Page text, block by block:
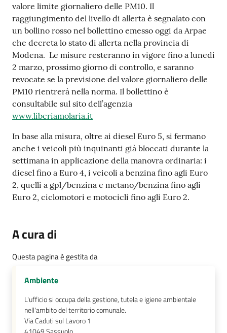
Tutti
gli
argomenti...
Seguici
su
valore limite giornaliero delle PM10. Il
raggiungimento del livello di allerta è segnalato con
un bollino rosso nel bollettino emesso oggi da Arpae
che decreta lo stato di allerta nella provincia di
Modena. Le misure resteranno in vigore fino a lunedì
2 marzo, prossimo giorno di controllo, e saranno
revocate se la previsione del valore giornaliero delle
PM10 rientrerà nella norma. Il bollettino è
consultabile sul sito dell’agenzia
www.liberiamolaria.it
In base alla misura, oltre ai diesel Euro 5, si fermano
anche i veicoli più inquinanti già bloccati durante la
settimana in applicazione della manovra ordinaria: i
diesel fino a Euro 4, i veicoli a benzina fino agli Euro
2, quelli a gpl/benzina e metano/benzina fino agli
Euro 2, ciclomotori e motocicli fino agli Euro 2.
A cura di
Questa pagina è gestita da
Ambiente
L'ufficio si occupa della gestione, tutela e igiene ambientale
nell'ambito del territorio comunale.
Via Caduti sul Lavoro 1